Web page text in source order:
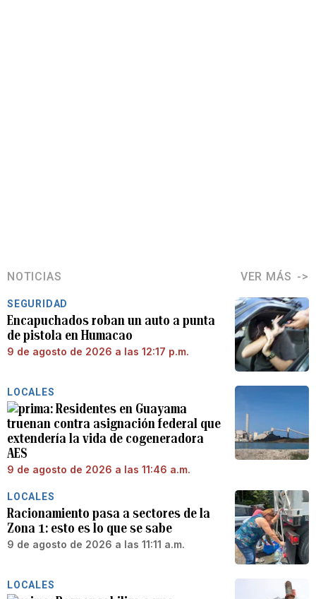
NOTICIAS VER MÁS
SEGURIDAD
Encapuchados roban un auto a punta
de pistola en Humacao
9 de agosto de 2026 a las 12:17 p.m.
LOCALES
Residentes en Guayama
truenan contra asignación federal que
extendería la vida de cogeneradora
AES
9 de agosto de 2026 a las 11:46 a.m.
LOCALES
Racionamiento pasa a sectores de la
Zona 1: esto es lo que se sabe
9 de agosto de 2026 a las 11:11 a.m.
LOCALES